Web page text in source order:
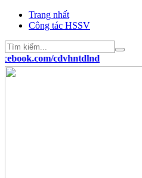
Trang nhất
Công tác HSSV
cdvhntdlnd